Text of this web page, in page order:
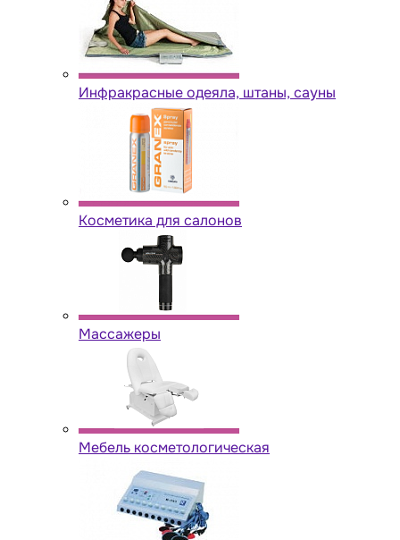
Инфракрасные одеяла, штаны, сауны
Косметика для салонов
Массажеры
Мебель косметологическая